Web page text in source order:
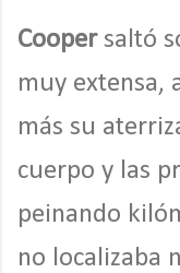
Coopersaltó
muy extensa,
más su
cuerpo y las
peinando
no localizaba